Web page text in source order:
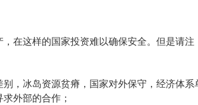
在这样的国家投资难以确保安全。但是请注
，冰岛资源贫瘠，国家对外保守，经济体系
外部的合作；